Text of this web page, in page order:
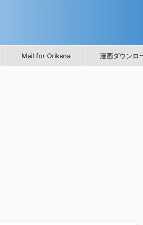
Mail for Orikana 漫画ダウンロ